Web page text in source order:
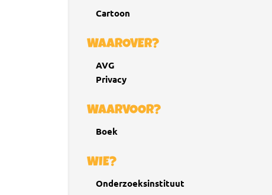
Cartoon
WAAROVER?
AVG
Privacy
WAARVOOR?
Boek
WIE?
Onderzoeksinstituut